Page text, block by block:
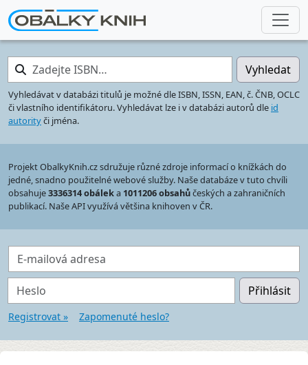
Zadejte ISBN… Vyhledat
Vyhledávat v databázi titulů je možné dle ISBN, ISSN, EAN, č. ČNB, OCLC
či vlastního identifikátoru. Vyhledávat lze i v databázi autorů dle id
autorityči jména.
Projekt ObalkyKnih.cz sdružuje různé zdroje informací o knížkách do
jedné, snadno použitelné webové služby. Naše databáze v tuto chvíli
obsahuje3336314 obáleka 1011206 obsahůčeských a zahraničních
publikací. Naše API využívá většina knihoven v ČR.
E-mailová adresa
Heslo Přihlásit
Registrovat » Zapomenuté heslo?